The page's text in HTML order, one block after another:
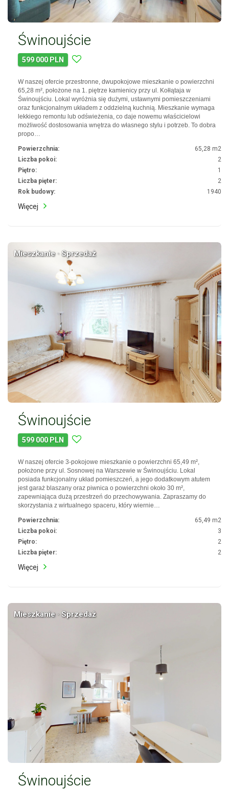
Świnoujście
599 000 PLN
W naszej ofercie przestronne, dwupokojowe mieszkanie o powierzchni
65,28 m², położone na 1. piętrze kamienicy przy ul. Kołłątaja w
Świnoujściu. Lokal wyróżnia się dużymi, ustawnymi pomieszczeniami
oraz funkcjonalnym układem z oddzielną kuchnią. Mieszkanie wymaga
lekkiego remontu lub odświeżenia, co daje nowemu właścicielowi
możliwość dostosowania wnętrza do własnego stylu i potrzeb. To dobra
propo…
Powierzchnia:
65,28 m2
Liczba pokoi:
2
Piętro:
1
Liczba pięter:
2
Rok budowy:
1940
Więcej
Mieszkanie · Sprzedaż
Świnoujście
599 000 PLN
W naszej ofercie 3-pokojowe mieszkanie o powierzchni 65,49 m²,
położone przy ul. Sosnowej na Warszewie w Świnoujściu. Lokal
posiada funkcjonalny układ pomieszczeń, a jego dodatkowym atutem
jest garaż blaszany oraz piwnica o powierzchni około 30 m²,
zapewniająca dużą przestrzeń do przechowywania. Zapraszamy do
skorzystania z wirtualnego spaceru, który wiernie…
Powierzchnia:
65,49 m2
Liczba pokoi:
3
Piętro:
2
Liczba pięter:
2
Więcej
Mieszkanie · Sprzedaż
Świnoujście